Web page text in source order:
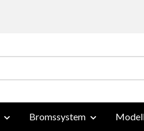
Bromssystem